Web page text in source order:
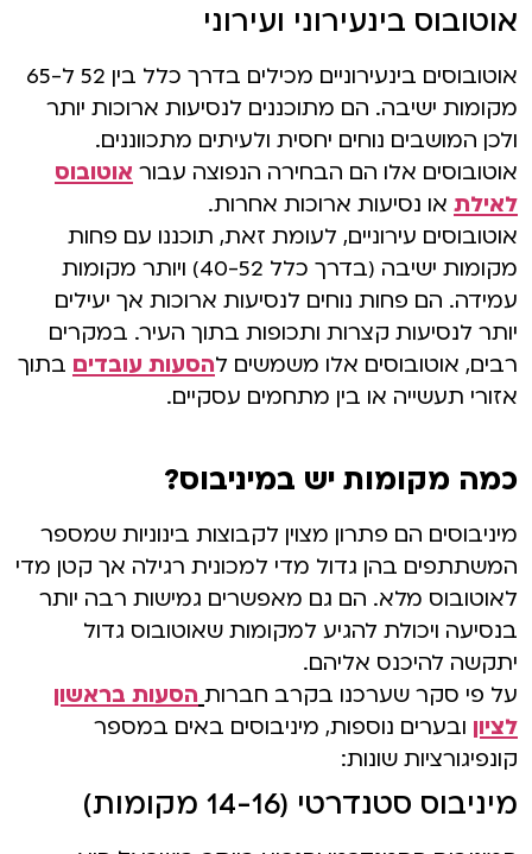
אוטובוס בינעירוני ועירוני
אוטובוסים בינעירוניים מכילים בדרך כלל בין 52 ל-65
מקומות ישיבה. הם מתוכננים לנסיעות ארוכות יותר
ולכן המושבים נוחים יחסית ולעיתים מתכווננים.
אוטובוסים אלו הם הבחירה הנפוצה עבוראוטובוס
לאילתאו נסיעות ארוכות אחרות.
אוטובוסים עירוניים, לעומת זאת, תוכננו עם פחות
מקומות ישיבה (בדרך כלל 40-52) ויותר מקומות
עמידה. הם פחות נוחים לנסיעות ארוכות אך יעילים
יותר לנסיעות קצרות ותכופות בתוך העיר. במקרים
רבים, אוטובוסים אלו משמשים להסעות עובדיםבתוך
אזורי תעשייה או בין מתחמים עסקיים.
כמה מקומות יש במיניבוס?
מיניבוסים הם פתרון מצוין לקבוצות בינוניות שמספר
המשתתפים בהן גדול מדי למכונית רגילה אך קטן מדי
לאוטובוס מלא. הם גם מאפשרים גמישות רבה יותר
בנסיעה ויכולת להגיע למקומות שאוטובוס גדול
יתקשה להיכנס אליהם.
על פי סקר שערכנו בקרב חברות הסעות בראשון
לציוןובערים נוספות, מיניבוסים באים במספר
קונפיגורציות שונות:
מיניבוס סטנדרטי (14-16 מקומות)